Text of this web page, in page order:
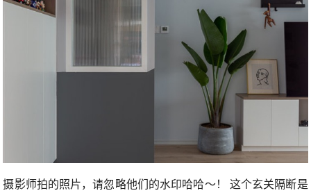
摄影师拍的照片，请忽略他们的水印哈哈～！ 这个玄关隔断是